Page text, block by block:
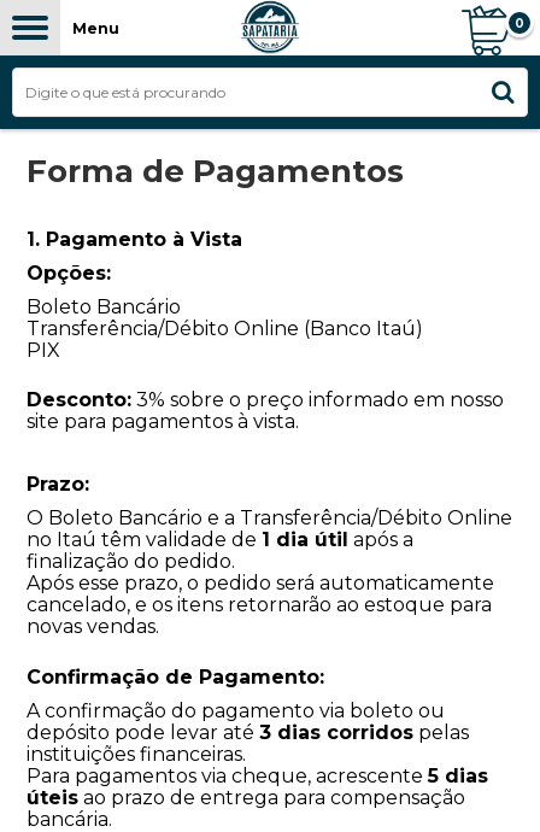
Menu 0
Forma de Pagamentos
1. Pagamento à Vista
Opções:
Boleto Bancário
Transferência/Débito Online (Banco Itaú)
PIX
Desconto: 3% sobre o preço informado em nosso
site para pagamentos à vista.
Prazo:
O Boleto Bancário e a Transferência/Débito Online
no Itaú têm validade de 1 dia útil após a
finalização do pedido.
Após esse prazo, o pedido será automaticamente
cancelado, e os itens retornarão ao estoque para
novas vendas.
Confirmação de Pagamento:
A confirmação do pagamento via boleto ou
depósito pode levar até3 dias corridos pelas
instituições financeiras.
Para pagamentos via cheque, acrescente5 dias
úteis ao prazo de entrega para compensação
bancária.